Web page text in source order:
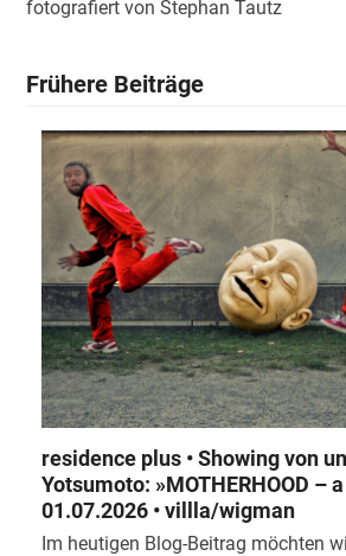
fotografiert von Stephan Tautz
Frühere Beiträge
residence plus • Showing von
Yotsumoto: »MOTHERHOOD –
01.07.2026 • villla/wigman
Im heutigen Blog-Beitrag möchten